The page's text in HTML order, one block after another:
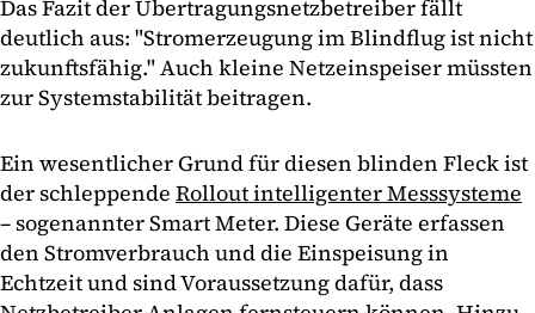
Das Fazit der Übertragungsnetzbetreiber fällt
deutlich aus: "Stromerzeugung im Blindflug ist nicht
zukunftsfähig." Auch kleine Netzeinspeiser müssten
zur Systemstabilität beitragen.
Ein wesentlicher Grund für diesen blinden Fleck ist
der schleppende Rollout intelligenter Messsysteme
– sogenannter Smart Meter. Diese Geräte erfassen
den Stromverbrauch und die Einspeisung in
Echtzeit und sind Voraussetzung dafür, dass